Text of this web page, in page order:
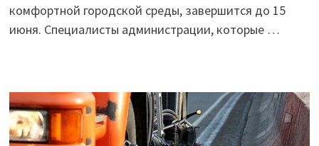
комфортной городской среды, завершится до 15
июня. Специалисты администрации, которые …